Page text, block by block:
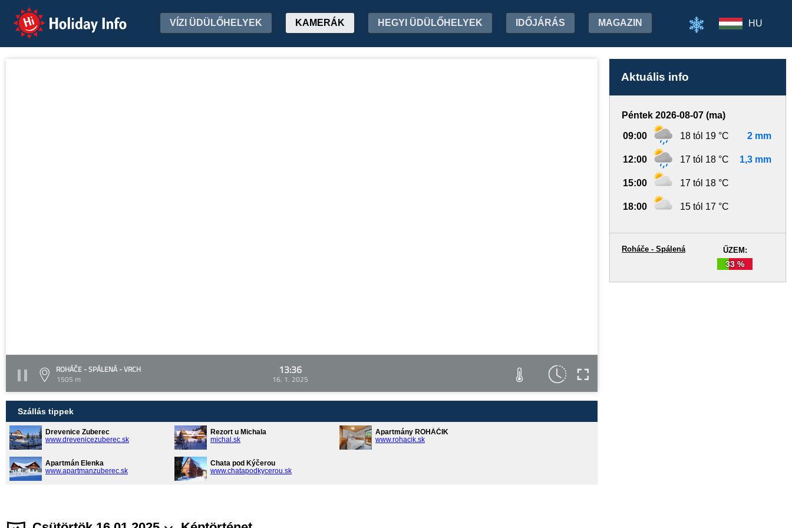
Holiday Info VÍZI ÜDÜLŐHELYEK KAMERÁK HEGYI ÜDÜLŐHELYEK IDŐJÁRÁS MAGAZIN HU
ROHÁČE - SPÁLENÁ - VRCH
1505 m
13:36
16. 1. 2025
Szállás tippek
Drevenice Zuberec
www.drevenicezuberec.sk
Rezort u Michala
michal.sk
Apartmány ROHÁČIK
www.rohacik.sk
Apartmán Elenka
www.apartmanzuberec.sk
Chata pod Kýčerou
www.chatapodkycerou.sk
Aktuális info
Péntek 2026-08-07 (ma)
09:00 18 tól 19 °C 2 mm
12:00 17 tól 18 °C 1,3 mm
15:00 17 tól 18 °C
18:00 15 tól 17 °C
ŰZEM:
33 %
Roháče - Spálená